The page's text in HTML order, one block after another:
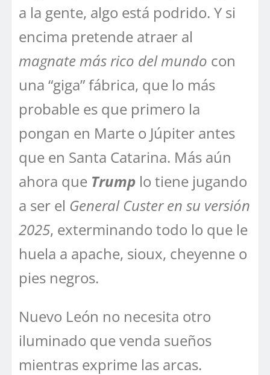
a la gente, algo está podrido. Y si
encima pretende atraer al
magnate más rico del mundo con
una “giga” fábrica, que lo más
probable es que primero la
pongan en Marte o Júpiter antes
que en Santa Catarina. Más aún
ahora que Trump lo tiene jugando
a ser el General Custer en su versión
2025, exterminando todo lo que le
huela a apache, sioux, cheyenne o
pies negros.
Nuevo León no necesita otro
iluminado que venda sueños
mientras exprime las arcas.